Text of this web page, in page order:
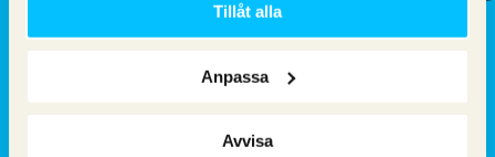
Tillåt alla
Anpassa
Avvisa
Med annonsering på Google kan du nå ut till alla